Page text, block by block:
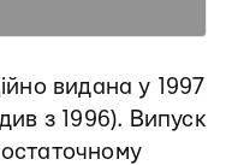
видана у 1997
з 1996). Випуск